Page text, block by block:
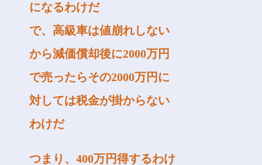
になるわけだ
で、高級車は値崩れしない
から減価償却後に2000万円
で売ったらその2000万円に
対しては税金が掛からない
わけだ
つまり、400万円得するわけ